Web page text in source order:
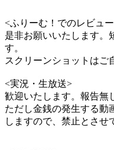
<ふりーむ！でのレビュ
是非お願いいたします。
す。
スクリーンショットはご
<実況・生放送>
歓迎いたします。報告無
ただし金銭の発生する動
しますので、禁止とさせ